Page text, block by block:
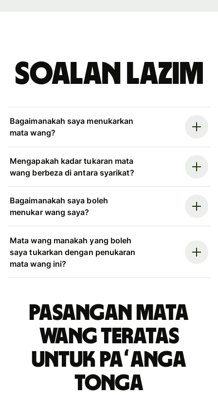
Soalan Lazim
Bagaimanakah saya menukarkan
mata wang?
Mengapakah kadar tukaran mata
wang berbeza di antara syarikat?
Bagaimanakah saya boleh
menukar wang saya?
Mata wang manakah yang boleh
saya tukarkan dengan penukaran
mata wang ini?
Pasangan mata
wang teratas
untuk paʻanga
Tonga